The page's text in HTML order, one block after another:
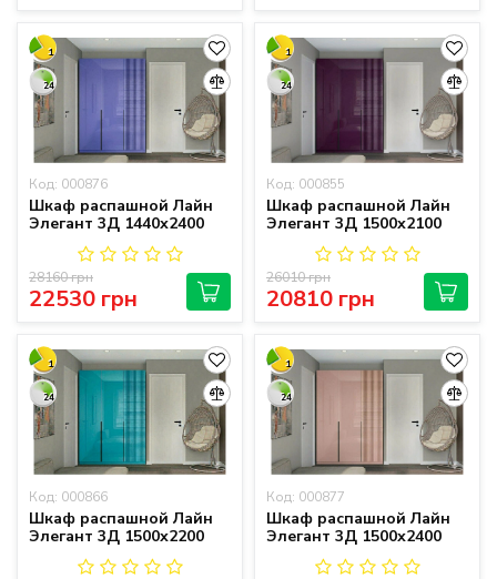
1
24
Код: 000876
Шкаф распашной Лайн
Элегант 3Д 1440х2400
22530 грн
28160 грн
1
24
Код: 000855
Шкаф распашной Лайн
Элегант 3Д 1500х2100
20810 грн
26010 грн
1
24
Код: 000866
Шкаф распашной Лайн
Элегант 3Д 1500х2200
1
24
Код: 000877
Шкаф распашной Лайн
Элегант 3Д 1500х2400